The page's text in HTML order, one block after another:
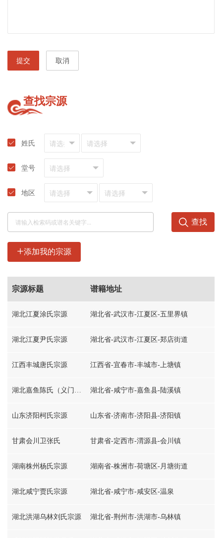
提交 取消
查找宗源
姓氏
堂号
地区
查找
+添加我的宗源
宗源标题 谱籍地址
湖北江夏涂氏宗源 湖北省-武汉市-江夏区-五里界镇
湖北江夏尹氏宗源 湖北省-武汉市-江夏区-郑店街道
江西丰城唐氏宗源 江西省-宜春市-丰城市-上塘镇
湖北嘉鱼陈氏（义门堂）宗源 湖北省-咸宁市-嘉鱼县-陆溪镇
山东济阳柯氏宗源 山东省-济南市-济阳县-济阳镇
甘肃会川卫张氏 甘肃省-定西市-渭源县-会川镇
湖南株州杨氏宗源 湖南省-株洲市-荷塘区-月塘街道
湖北咸宁贾氏宗源 湖北省-咸宁市-咸安区-温泉
湖北洪湖乌林刘氏宗源 湖北省-荆州市-洪湖市-乌林镇